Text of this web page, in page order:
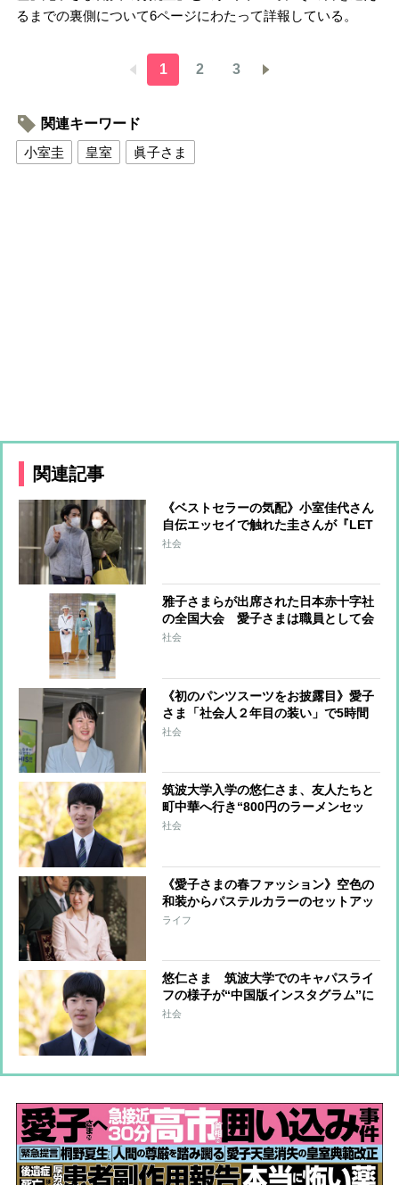
るまでの裏側について6ページにわたって詳報している。
1 2 3
関連キーワード
小室圭
皇室 眞子さま
関連記事
《ベストセラーの気配》小室佳代さん
自伝エッセイで触れた圭さんが『LET
IT BE』を座右の銘にした秘話
社会
雅子さまらが出席された日本赤十字社
の全国大会 愛子さまは職員として会
場に
社会
《初のパンツスーツをお披露目》愛子
さま「社会人２年目の装い」で5時間
待ちの客に見せた「圧巻スマイル」
社会
筑波大学入学の悠仁さま、友人たちと
町中華へ行き“800円のラーメンセッ
ト”を注文 気さくなお姿に筑波大生
社会
《愛子さまの春ファッション》空色の
和装からパステルカラーのセットアッ
プまで”春爛漫”な装い
ライフ
悠仁さま 筑波大学でのキャパスライ
フの様子が“中国版インスタグラム”に
多数投稿される、バドミントンサーク
社会